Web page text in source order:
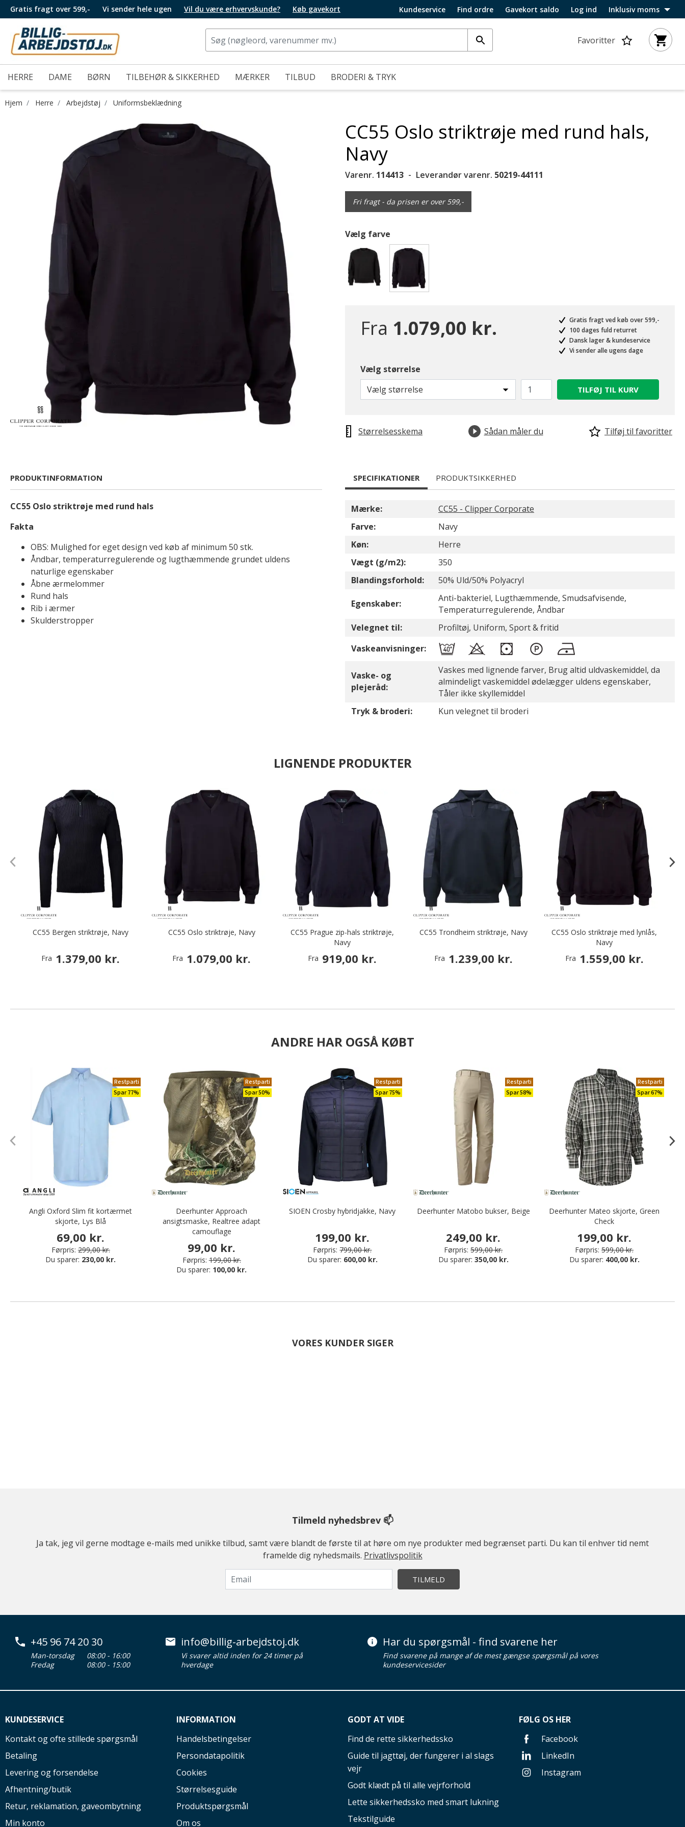
Gratis fragt over 599,- Vi sender hele ugen Vil du være erhvervskunde? Køb gavekort Kundeservice Find ordre Gavekort saldo Log ind Inklusiv moms
Favoritter
HERRE DAME BØRN TILBEHØR & SIKKERHED MÆRKER TILBUD BRODERI & TRYK
Hjem Herre Arbejdstøj Uniformsbeklædning
CC55 Oslo striktrøje med rund hals,
Navy
Varenr. 114413 Leverandør varenr. 50219-44111
Fri fragt - da prisen er over 599,-
Vælg farve
Fra 1.079,00 kr.
Gratis fragt ved køb over 599,-
100 dages fuld returret
Dansk lager & kundeservice
Vi sender alle ugens dage
Vælg størrelse
Vælg størrelse
TILFØJ TIL KURV
Størrelsesskema Sådan måler du Tilføj til favoritter
PRODUKTINFORMATION
CC55 Oslo striktrøje med rund hals
Fakta
OBS: Mulighed for eget design ved køb af minimum 50 stk.
Åndbar, temperaturregulerende og lugthæmmende grundet uldens
naturlige egenskaber
Åbne ærmelommer
Rund hals
Rib i ærmer
Skulderstropper
SPECIFIKATIONER PRODUKTSIKKERHED
Mærke:
CC55 - Clipper Corporate
Farve:
Navy
Køn:
Herre
Vægt (g/m2):
350
Blandingsforhold:
50% Uld/50% Polyacryl
Egenskaber:
Anti-bakteriel, Lugthæmmende, Smudsafvisende,
Temperaturregulerende, Åndbar
Velegnet til:
Profiltøj, Uniform, Sport & fritid
Vaskeanvisninger:
Vaske- og
plejeråd:
Vaskes med lignende farver, Brug altid uldvaskemiddel, da
almindeligt vaskemiddel ødelægger uldens egenskaber,
Tåler ikke skyllemiddel
Tryk & broderi:
Kun velegnet til broderi
LIGNENDE PRODUKTER
CC55 Bergen striktrøje, Navy
Fra 1.379,00 kr.
CC55 Oslo striktrøje, Navy
Fra 1.079,00 kr.
CC55 Prague zip-hals striktrøje,
Navy
Fra 919,00 kr.
CC55 Trondheim striktrøje, Navy
Fra 1.239,00 kr.
CC55 Oslo striktrøje med lynlås,
Navy
Fra 1.559,00 kr.
ANDRE HAR OGSÅ KØBT
Restparti
Spar 77%
Angli Oxford Slim fit kortærmet
skjorte, Lys Blå
69,00 kr.
Førpris: 299,00 kr.
Du sparer: 230,00 kr.
Restparti
Spar 50%
Deerhunter Approach
ansigtsmaske, Realtree adapt
camouflage
99,00 kr.
Førpris: 199,00 kr.
Du sparer: 100,00 kr.
Restparti
Spar 75%
SIOEN Crosby hybridjakke, Navy
199,00 kr.
Førpris: 799,00 kr.
Du sparer: 600,00 kr.
Restparti
Spar 58%
Deerhunter Matobo bukser, Beige
249,00 kr.
Førpris: 599,00 kr.
Du sparer: 350,00 kr.
Restparti
Spar 67%
Deerhunter Mateo skjorte, Green
Check
199,00 kr.
Førpris: 599,00 kr.
Du sparer: 400,00 kr.
VORES KUNDER SIGER
Tilmeld nyhedsbrev 📫
Ja tak, jeg vil gerne modtage e-mails med unikke tilbud, samt være blandt de første til at høre om nye produkter med begrænset parti. Du kan til enhver tid nemt
framelde dig nyhedsmails. Privatlivspolitik
TILMELD
+45 96 74 20 30
Man-torsdag
08:00 - 16:00
Fredag
08:00 - 15:00
info@billig-arbejdstoj.dk
Vi svarer altid inden for 24 timer på
hverdage
Har du spørgsmål - find svarene her
Find svarene på mange af de mest gængse spørgsmål på vores
kundeservicesider
KUNDESERVICE
Kontakt og ofte stillede spørgsmål
Betaling
Levering og forsendelse
Afhentning/butik
Retur, reklamation, gaveombytning
Min konto
INFORMATION
Handelsbetingelser
Persondatapolitik
Cookies
Størrelsesguide
Produktspørgsmål
Om os
GODT AT VIDE
Find de rette sikkerhedssko
Guide til jagttøj, der fungerer i al slags
vejr
Godt klædt på til alle vejrforhold
Lette sikkerhedssko med smart lukning
Tekstilguide
FØLG OS HER
Facebook
LinkedIn
Instagram